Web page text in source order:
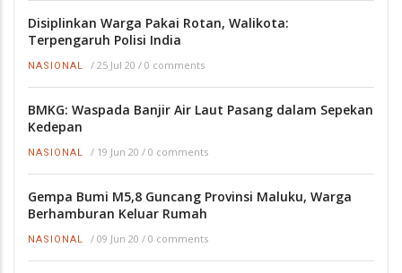
Disiplinkan Warga Pakai Rotan, Walikota:
Terpengaruh Polisi India
NASIONAL / 25 Jul 20 / 0 comments
BMKG: Waspada Banjir Air Laut Pasang dalam Sepekan
Kedepan
NASIONAL / 19 Jun 20 / 0 comments
Gempa Bumi M5,8 Guncang Provinsi Maluku, Warga
Berhamburan Keluar Rumah
NASIONAL / 09 Jun 20 / 0 comments